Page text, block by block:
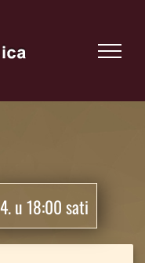
u 18:00 sati